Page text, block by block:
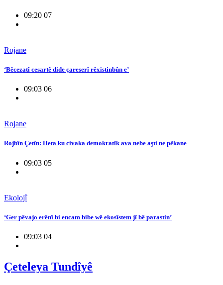
09:20 07
Rojane
‘Bêcezatî cesartê dide çareserî rêxistinbûn e’
09:03 06
Rojane
Rojbîn Çetîn: Heta ku civaka demokratîk ava nebe aşti ne pêkane
09:03 05
Ekolojî
‘Ger pêvajo erênî bi encam bibe wê ekosîstem jî bê parastin’
09:03 04
Çeteleya Tundîyê